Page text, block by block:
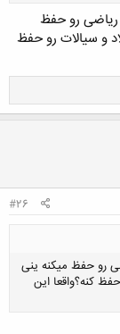
ریاضی رو حفظ
و سیالات رو حفظ
#26
رو حفظ میکنه ینی
کنه؟واقعا این